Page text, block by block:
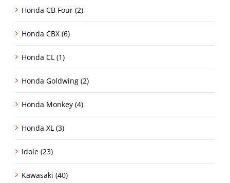
Honda CB Four (2)
Honda CBX (6)
Honda CL (1)
Honda Goldwing (2)
Honda Monkey (4)
Honda XL (3)
Idole (23)
Kawasaki (40)